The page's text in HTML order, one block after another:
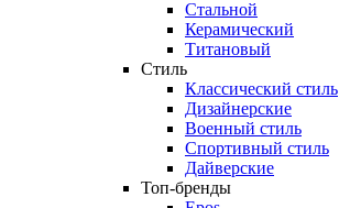
Стальной
Керамический
Титановый
Стиль
Классический стиль
Дизайнерские
Военный стиль
Спортивный стиль
Дайверские
Топ-бренды